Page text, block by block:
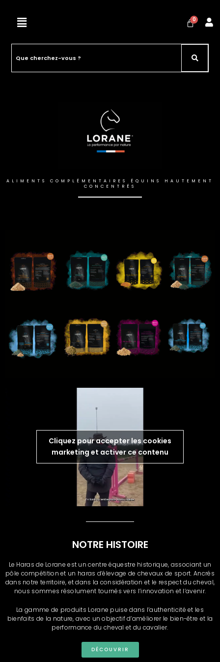
ALIMENTS COMPLÉMENTAIRES ÉQUINS HAUTEMENT
CONCENTRÉS
Cliquez pour accepter les cookies
marketing et activer ce contenu
NOTRE HISTOIRE
Le Haras de Lorane est un centre équestre historique, associant un
pôle compétition et un haras d’élevage de chevaux de sport. Ancrés
dans notre territoire, et dans la considération et le respect du cheval,
nous sommes résolument tournés vers l’innovation et l’avenir.
La gamme de produits Lorane puise dans l’authenticité et les
bienfaits de la nature, avec un objectif d’améliorer le bien-être et la
performance du cheval et du cavalier.
DÉCOUVRIR